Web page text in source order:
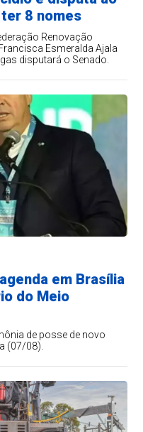
8 nomes
Renovação
Esmeralda Ajala
disputará o Senado.
em Brasília
do Meio
de posse de novo
(07/08).